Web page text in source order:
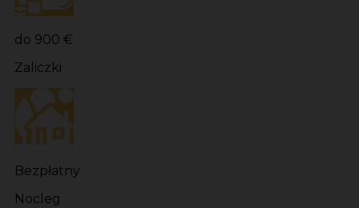
do 900 €
Zaliczki
Bezpłatny
Nocleg